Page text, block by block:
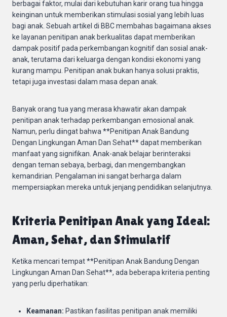
berbagai faktor, mulai dari kebutuhan karir orang tua hingga
keinginan untuk memberikan stimulasi sosial yang lebih luas
bagi anak. Sebuah artikel di BBC membahas bagaimana akses
ke layanan penitipan anak berkualitas dapat memberikan
dampak positif pada perkembangan kognitif dan sosial anak-
anak, terutama dari keluarga dengan kondisi ekonomi yang
kurang mampu. Penitipan anak bukan hanya solusi praktis,
tetapi juga investasi dalam masa depan anak.
Banyak orang tua yang merasa khawatir akan dampak
penitipan anak terhadap perkembangan emosional anak.
Namun, perlu diingat bahwa **Penitipan Anak Bandung
Dengan Lingkungan Aman Dan Sehat** dapat memberikan
manfaat yang signifikan. Anak-anak belajar berinteraksi
dengan teman sebaya, berbagi, dan mengembangkan
kemandirian. Pengalaman ini sangat berharga dalam
mempersiapkan mereka untuk jenjang pendidikan selanjutnya.
Kriteria Penitipan Anak yang Ideal:
Aman, Sehat, dan Stimulatif
Ketika mencari tempat **Penitipan Anak Bandung Dengan
Lingkungan Aman Dan Sehat**, ada beberapa kriteria penting
yang perlu diperhatikan:
Keamanan: Pastikan fasilitas penitipan anak memiliki